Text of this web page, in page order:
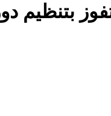
دورة